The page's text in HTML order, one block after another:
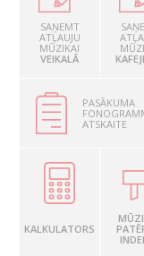
SAŅEMT
ATĻAUJU
MŪZIKAI
VEIKALĀ
PASĀKUMA
ATSKAITE
KALKULATORS